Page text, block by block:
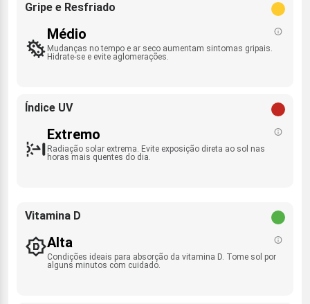
Gripe e Resfriado
Médio
Mudanças no tempo e ar seco aumentam sintomas gripais.
Hidrate-se e evite aglomerações.
Índice UV
Extremo
Radiação solar extrema. Evite exposição direta ao sol nas
horas mais quentes do dia.
Vitamina D
Alta
Condições ideais para absorção da vitamina D. Tome sol por
alguns minutos com cuidado.